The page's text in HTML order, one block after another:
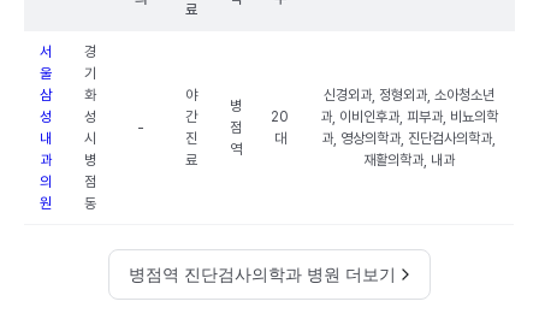
료
서
울
삼
성
내
과
의
원
경
기
화
성
시
병
점
동
-
야
간
진
료
병
점
역
20
대
신경외과, 정형외과, 소아청소년
과, 이비인후과, 피부과, 비뇨의학
과, 영상의학과, 진단검사의학과,
재활의학과, 내과
병점역 진단검사의학과 병원 더보기